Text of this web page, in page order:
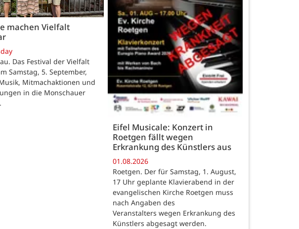
machen Vielfalt
Das Festival der Vielfalt
Samstag, 5. September,
Mitmachaktionen und
in die Monschauer
Eifel Musicale: Konzert in
Roetgen fällt wegen
Erkrankung des Künstlers aus
01.08.2026
Roetgen. Der für Samstag, 1. August,
17 Uhr geplante Klavierabend in der
evangelischen Kirche Roetgen muss
nach Angaben des
Veranstalters wegen Erkrankung des
Künstlers abgesagt werden.